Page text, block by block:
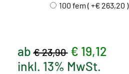
100 fem ( +€ 263,20 )
ab€ 23,90 € 19,12
inkl. 13% MwSt.